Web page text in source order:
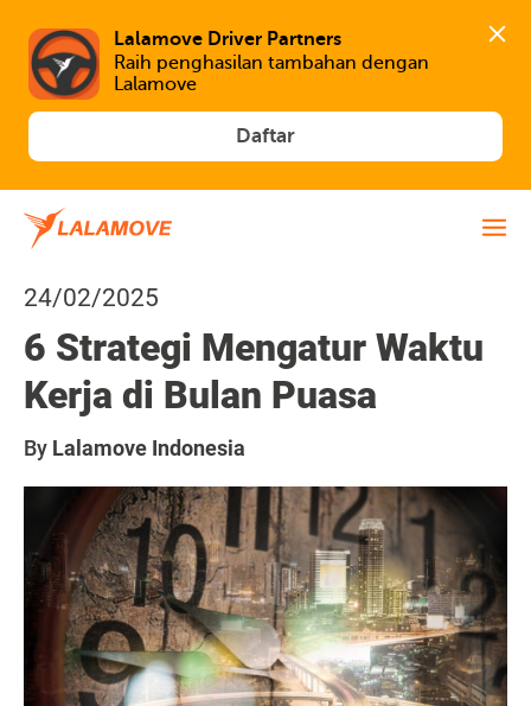
Lalamove Driver Partners
Raih penghasilan tambahan dengan
Lalamove
Daftar
24/02/2025
6 Strategi Mengatur Waktu
Kerja di Bulan Puasa
By Lalamove Indonesia